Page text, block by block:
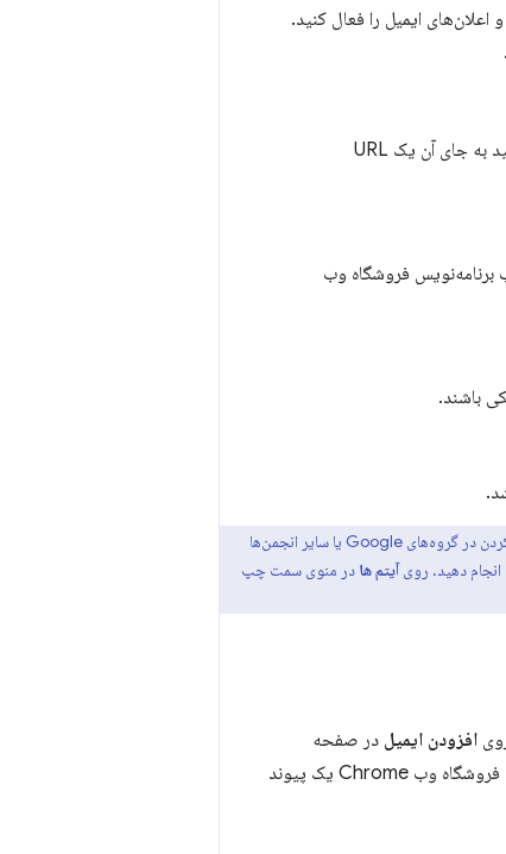
اعلان‌های ایمیل را فعال کنید.
هستید، می توانید به جای آن یک URL
برنامه‌نویس فروشگاه وب
باشند.
قسمت حساب‌های آزمایش‌کننده معتمد از استفاده از آدرس‌های ایمیل گروهی مانند آدرس‌هایی که برای پست کردن در گروه‌های Google یا سایر انجمن‌ها
انجام دهید. رویآیتم ها در منوی سمت چپ
افزودن ایمیل در صفحه
حساب خود کلیک می کنید، می توانید یک آدرس ایمیل وارد کنید و سپس درخواست تأیید کنید. سپس فروشگاه وب Chrome یک پیوند